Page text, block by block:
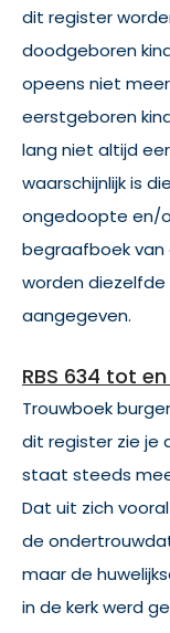
dit register
doodgeboren
opeens niet
eerstgeboren
lang niet altijd
waarschijnlijk is
ongedoopte en/
begraafboek van
worden
aangegeven.
RBS 634 tot
Trouwboek
dit register zie je
staat steeds
Dat uit zich
de
maar de
in de kerk werd